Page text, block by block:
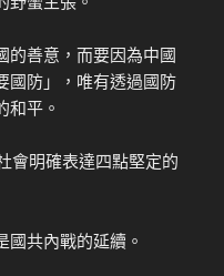
的善意，而要因為中國
國防」，唯有透過國防
和平。
會明確表達四點堅定的
共內戰的延續。